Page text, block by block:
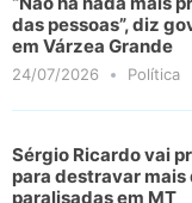
das pessoas”, diz
em Várzea Grande
24/07/2026 Política
Sérgio Ricardo vai
para destravar mais
paralisadas em MT